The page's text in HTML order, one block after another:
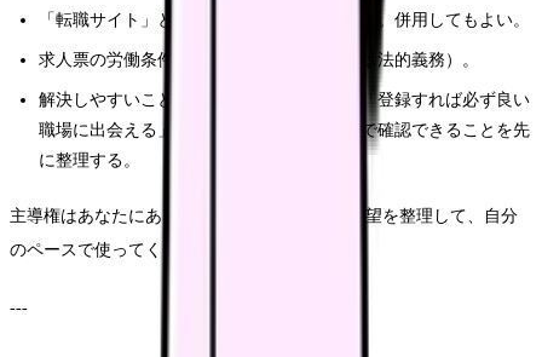
「転職サイト」と「紹介会社」は性質が違う。併用してもよい。
求人票の労働条件は書面で確認する（明示は法的義務）。
解決しやすいこと・しにくいことを分け、「登録すれば必ず良い
職場に出会える」とは考えない。今の職場で確認できることを先
に整理する。
主導権はあなたにあります。仕組みを知り、希望を整理して、自分
のペースで使ってください。
---